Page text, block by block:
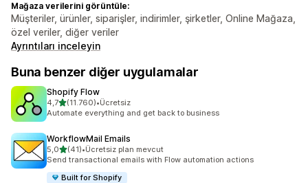
Mağaza verilerini görüntüle:
Müşteriler, ürünler, siparişler, indirimler, şirketler, Online Mağaza,
özel veriler, diğer veriler
Ayrıntıları inceleyin
Buna benzer diğer uygulamalar
Shopify Flow
4,75 yıldız üzerinden
(11.760)
toplam 11760 değerlendirme
•Ücretsiz
Automate everything and get back to business
WorkflowMail Emails
5,05 yıldız üzerinden
(41)
toplam 41 değerlendirme
•Ücretsiz plan mevcut
Send transactional emails with Flow automation actions
Built for Shopify